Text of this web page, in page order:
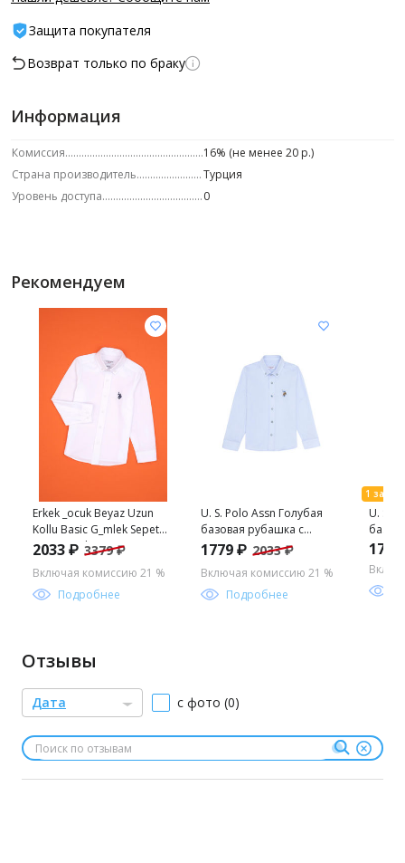
Защита покупателя
Возврат только по браку
Информация
Комиссия
16% (не менее 20 р.)
Страна производитель
Турция
Уровень доступа
0
Рекомендуем
Erkek _ocuk Beyaz Uzun
Kollu Basic G_mlek Sepette
S_rpriz _ndirim
2033 ₽ 3379 ₽
Включая комиссию 21 %
Подробнее
U. S. Polo Assn Голубая
базовая рубашка с
длинным рукавом для
1779 ₽ 2033 ₽
Включая комиссию 21 %
Подробнее
U. S.
Отзывы
Дата с фото (0)